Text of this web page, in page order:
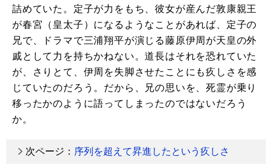
詰めていた。定子が力をもち、彼女が産んだ敦康親王
が春宮（皇太子）になるようなことがあれば、定子の
兄で、ドラマで三浦翔平が演じる藤原伊周が天皇の外
戚として力を持ちかねない。道長はそれを恐れていた
が、さりとて、伊周を失脚させたことにも疚しさを感
じていたのだろう。だから、兄の思いを、死霊が乗り
移ったかのように語ってしまったのではないだろう
か。
次ページ： 序列を超えて昇進したという疚しさ